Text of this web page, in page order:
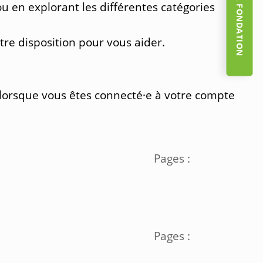
en explorant les différentes catégories
disposition pour vous aider.
vous êtes connecté·e à votre compte
Pages :
Pages :